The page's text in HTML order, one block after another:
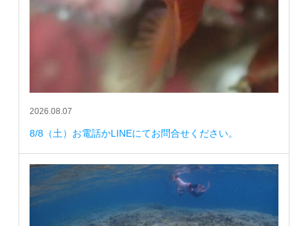
2026.08.07
8/8（土）お電話かLINEにてお問合せください。